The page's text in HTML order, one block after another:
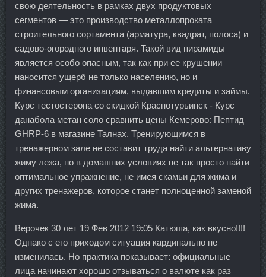
свою деятельность в рамках двух продуктовых
сегментов — это производство металлопроката
строительного сортамента (арматура, квадрат, полоса) и
садово-огородного инвентаря. Такой вид пирамиды
является особо опасным, так как при ее крушении
наносится ущерб не только населению, но и
финансовым организациям, выдавшим кредиты и займы.
Курс тестостерона со скидкой Краснотурьинск - Курс
данабола метан соло сравнить цены Кемерово: Пептид
GHRP-6 в магазине Талнах. Тренирующимся в
тренажерном зале не составит труда найти альтернативу
жиму лежа, но в домашних условиях не так просто найти
оптимальное упражнение, не имея скамьи для жима и
других тренажеров, которое станет полноценной заменой
жима.
Верочек 30 лет 19 Фев 2012 19:05 Катюша, как вкусно!!!!
Однако с его приходом ситуация кардинально не
изменилась. Но практика показывает: официальные
лица начинают хорошо отзываться о валюте как раз